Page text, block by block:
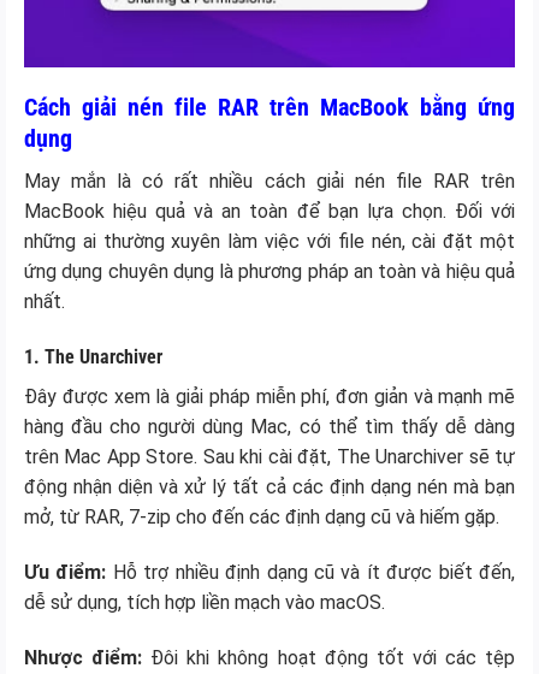
Cách giải nén file RAR trên MacBook bằng ứng
dụng
May mắn là có rất nhiều cách giải nén file RAR trên
MacBook hiệu quả và an toàn để bạn lựa chọn. Đối với
những ai thường xuyên làm việc với file nén, cài đặt một
ứng dụng chuyên dụng là phương pháp an toàn và hiệu quả
nhất.
1. The Unarchiver
Đây được xem là giải pháp miễn phí, đơn giản và mạnh mẽ
hàng đầu cho người dùng Mac, có thể tìm thấy dễ dàng
trên Mac App Store. Sau khi cài đặt, The Unarchiver sẽ tự
động nhận diện và xử lý tất cả các định dạng nén mà bạn
mở, từ RAR, 7-zip cho đến các định dạng cũ và hiếm gặp.
Ưu điểm: Hỗ trợ nhiều định dạng cũ và ít được biết đến,
dễ sử dụng, tích hợp liền mạch vào macOS.
Nhược điểm: Đôi khi không hoạt động tốt với các tệp